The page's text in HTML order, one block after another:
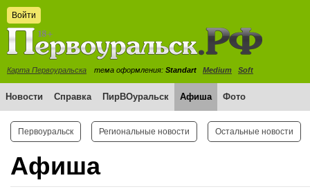
Войти
Карта Первоуральска тема оформления: Standart Medium Soft
Новости Справка ПирВОуральск Афиша Фото
Первоуральск Региональные новости Остальные новости
Афиша